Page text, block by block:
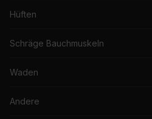
Hüften
Schräge Bauchmuskeln
Waden
Andere